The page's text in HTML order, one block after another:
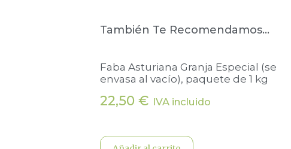
También Te Recomendamos…
Faba Asturiana Granja Especial (se
envasa al vacío), paquete de 1 kg
22,50 € IVA incluido